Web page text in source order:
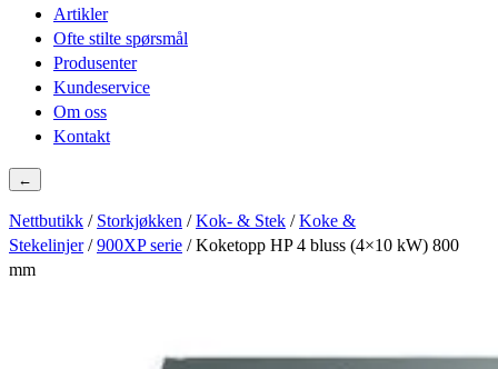
Artikler
Ofte stilte spørsmål
Produsenter
Kundeservice
Om oss
Kontakt
←
Nettbutikk / Storkjøkken /Kok- & Stek /Koke &
Stekelinjer/900XP serie / Koketopp HP 4 bluss (4×10 kW) 800
mm